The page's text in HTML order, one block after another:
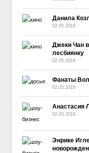
Данила
02.05.2018 -
Джеки Чан
лесбиянку
02.05.2018 -
Фанаты
02.05.2018 -
Анастасия
02.05.2018 -
Энрике